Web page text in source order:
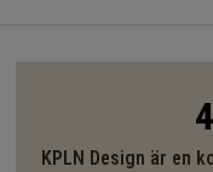
KPLN Design är en